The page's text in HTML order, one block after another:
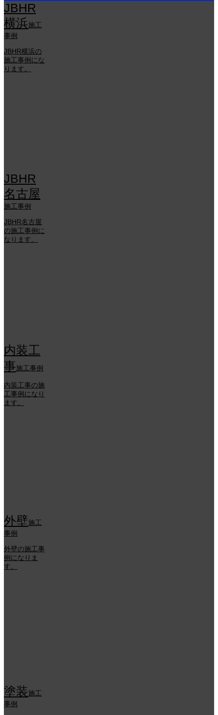
JBHR
横浜施工
事例
JBHR横浜の
施工事例にな
ります。
JBHR
名古屋
施工事例
JBHR名古屋
の施工事例に
なります。
内装工
事施工事例
内装工事の施
工事例になり
ます。
外壁施工
事例
外壁の施工事
例になりま
す。
塗装施工
事例